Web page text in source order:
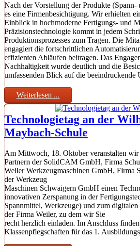
Nach der Vorstellung der Produkte
es eine Firmenbesichtigung. Wir erhielten
Einblick in hochmoderne Fertigungs- und
Präzisionstechnologie kommt in jedem
Produktionsprozesses zum Tragen. Die
engagiert die fortschrittlichen
effizienten Abläufen beitragen. Das
Nachhaltigkeit wurde deutlich und die
umfassenden Blick auf die beeindruckende
Weiterlesen ...
Technologietag an der
Maybach-Schule
Am Mittwoch, 18. Oktober veranstalten wir
Partnern der SolidCAM GmbH, Firma
Weiler Werkzeugmaschinen GmbH, Firma
der Werkzeug
Maschinen Schwaigern GmbH einen
innovativen Zerspanung in der
Spannmittel, Werkzeuge) und zum
der Firma Weiler, zu dem wir Sie
recht herzlich einladen. Im Anschluss
Klassenpflegschaften für das 1.